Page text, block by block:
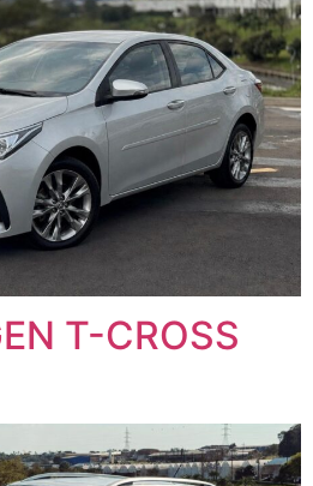
T-CROSS